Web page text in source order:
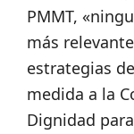
PMMT,
más
estrategias
medida a la
Dignidad